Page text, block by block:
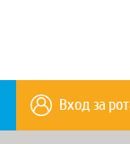
Вход за